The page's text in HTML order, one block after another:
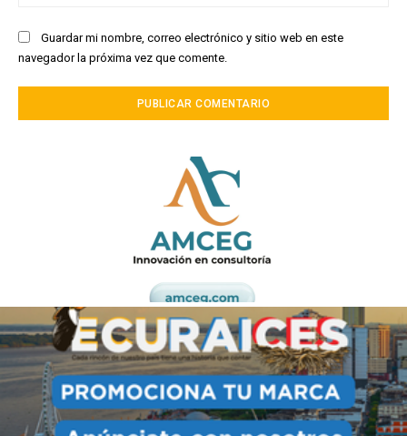
Guardar mi nombre, correo electrónico y sitio web en este
navegador la próxima vez que comente.